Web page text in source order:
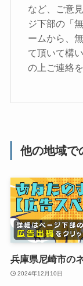
など、ご意
ジ下部の「
ームから、
て頂いて構
の上ご連絡
他の地域で
兵庫県尼崎市の
2024年12月10日